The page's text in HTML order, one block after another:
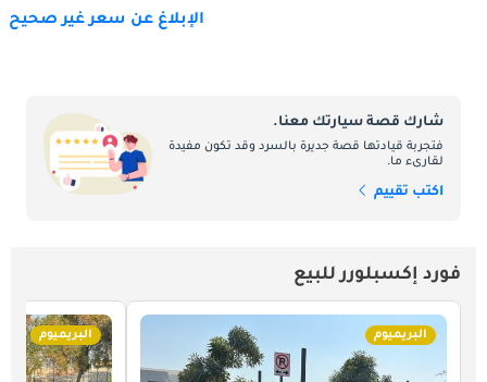
الإبلاغ عن سعر غير صحيح
شارك قصة سيارتك معنا.
فتجربة قيادتها قصة جديرة بالسرد وقد تكون مفيدة
لقارىء ما.
اكتب تقييم
فورد إكسبلورر للبيع
البريميوم البريميوم